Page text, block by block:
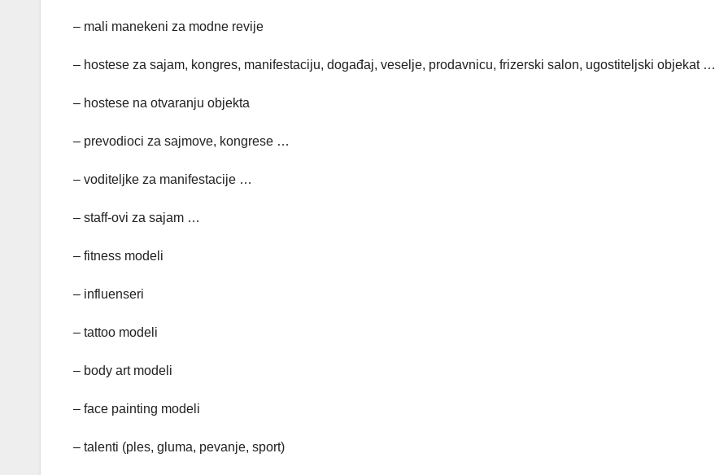
– mali manekeni za modne revije
– hostese za sajam, kongres, manifestaciju, događaj, veselje, prodavnicu, frizerski salon, ugostiteljski objekat …
– hostese na otvaranju objekta
– prevodioci za sajmove, kongrese …
– voditeljke za manifestacije …
– staff-ovi za sajam …
– fitness modeli
– influenseri
– tattoo modeli
– body art modeli
– face painting modeli
– talenti (ples, gluma, pevanje, sport)